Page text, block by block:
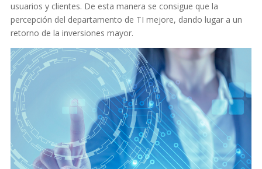
usuarios y clientes. De esta manera se consigue que la
percepción del departamento de TI mejore, dando lugar a un
retorno de la inversiones mayor.